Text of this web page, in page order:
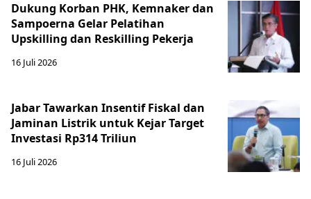
Dukung Korban PHK, Kemnaker dan
Sampoerna Gelar Pelatihan
Upskilling dan Reskilling Pekerja
16 Juli 2026
Jabar Tawarkan Insentif Fiskal dan
Jaminan Listrik untuk Kejar Target
Investasi Rp314 Triliun
16 Juli 2026